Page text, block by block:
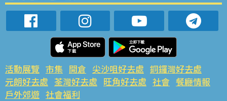
活動展覽 市集 開倉 尖沙咀好去處 銅鑼灣好去處
元朗好去處 荃灣好去處 旺角好去處 社會 餐廳情報
戶外郊遊 社會福利